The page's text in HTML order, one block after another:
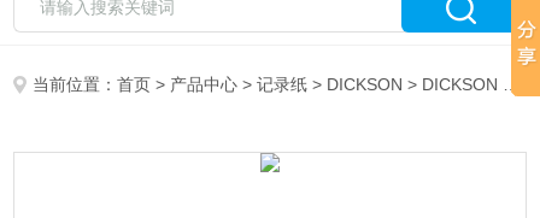
当前位置：首页 > 产品中心 >记录纸 > DICKSON > DICKSON C031